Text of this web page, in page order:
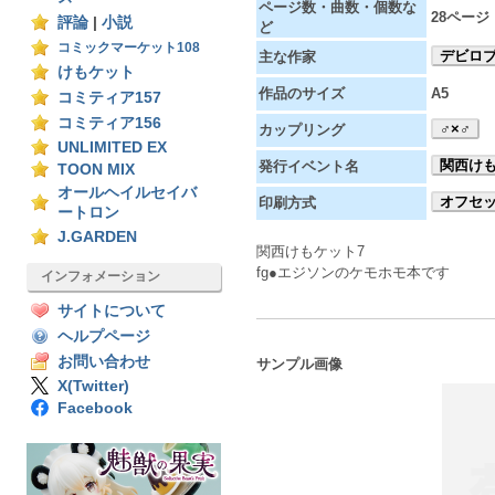
評論
小説
コミックマーケット108
けもケット
コミティア157
コミティア156
UNLIMITED EX
TOON MIX
オールヘイルセイバ
ートロン
J.GARDEN
インフォメーション
サイトについて
ヘルプページ
お問い合わせ
X(Twitter)
Facebook
ページ数・曲数・個数な
ど
28ページ
主な作家 デビロ
作品のサイズ A5
カップリング ♂×♂
発行イベント名 関西け
印刷方式 オフセ
関西けもケット7
fg●エジソンのケモホモ本です
サンプル画像